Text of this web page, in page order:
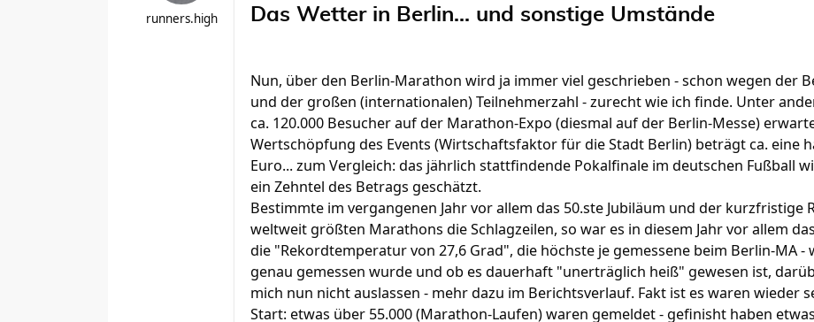
runners.high Das Wetter in Berlin... und sonstige Umstände
Nun, über den Berlin-Marathon wird ja immer viel geschrieben - schon wegen der
und der großen (internationalen) Teilnehmerzahl - zurecht wie ich finde. Unter
ca. 120.000 Besucher auf der Marathon-Expo (diesmal auf der Berlin-Messe)
Wertschöpfung des Events (Wirtschaftsfaktor für die Stadt Berlin) beträgt ca. eine
Euro... zum Vergleich: das jährlich stattfindende Pokalfinale im deutschen Fußball
ein Zehntel des Betrags geschätzt.
Bestimmte im vergangenen Jahr vor allem das 50.ste Jubiläum und der kurzfristige
weltweit größten Marathons die Schlagzeilen, so war es in diesem Jahr vor allem
die "Rekordtemperatur von 27,6 Grad", die höchste je gemessene beim Berlin-MA -
genau gemessen wurde und ob es dauerhaft "unerträglich heiß" gewesen ist,
mich nun nicht auslassen - mehr dazu im Berichtsverlauf. Fakt ist es waren wieder
Start: etwas über 55.000 (Marathon-Laufen) waren gemeldet - gefinisht haben